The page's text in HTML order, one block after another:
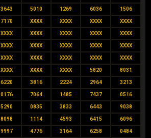
3643 5010 1269 6036 1506
7170 XXXX XXXX XXXX XXXX
XXXX XXXX XXXX XXXX XXXX
XXXX XXXX XXXX XXXX XXXX
XXXX XXXX XXXX XXXX XXXX
XXXX XXXX XXXX 5820 8031
6220 3816 2224 2964 3213
0176 7064 1485 7437 0516
5290 0835 3833 6443 9038
8098 1114 4593 6415 6096
9997 4776 3164 6258 0484